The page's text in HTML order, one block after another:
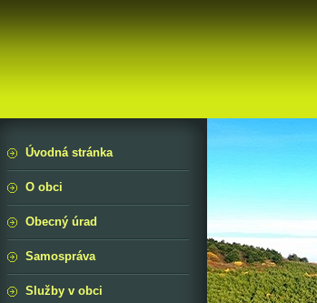
Úvodná stránka
O obci
Obecný úrad
Samospráva
Služby v obci